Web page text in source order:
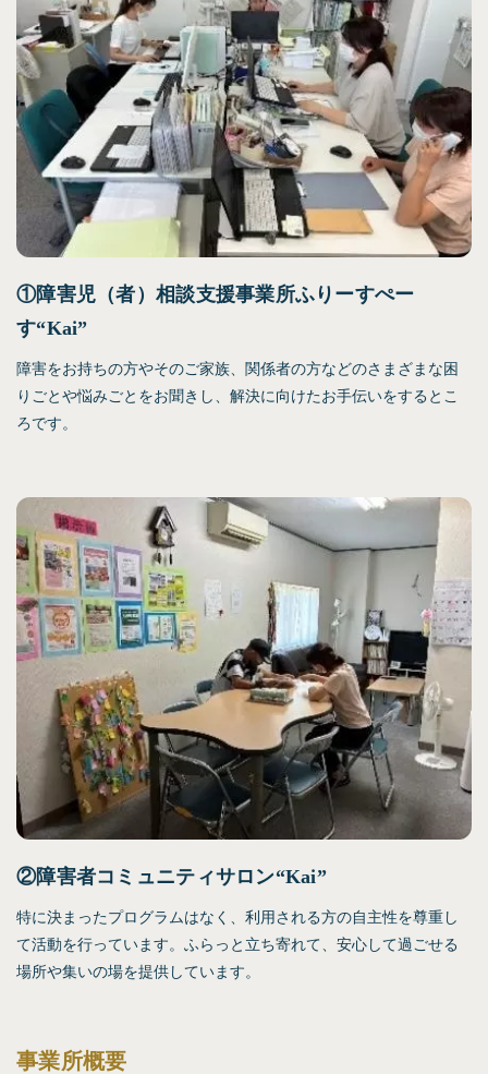
①障害児（者）相談支援事業所ふりーすぺー
す“Kai”
障害をお持ちの方やそのご家族、関係者の方などのさまざまな困
りごとや悩みごとをお聞きし、解決に向けたお手伝いをするとこ
ろです。
②障害者コミュニティサロン“Kai”
特に決まったプログラムはなく、利用される方の自主性を尊重し
て活動を行っています。ふらっと立ち寄れて、安心して過ごせる
場所や集いの場を提供しています。
事業所概要